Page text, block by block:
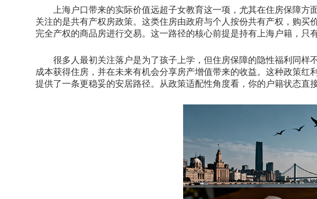
上海户口带来的实际价值远超子女教育这一项，尤其在住房保障方
关注的是共有产权房政策。这类住房由政府与个人按份共有产权，购
完全产权的商品房进行交易。这一路径的核心前提是持有上海户籍，只
很多人最初关注落户是为了孩子上学，但住房保障的隐性福利同样
成本获得住房，并在未来有机会分享房产增值带来的收益。这种政策
提供了一条更稳妥的安居路径。从政策适配性角度看，你的户籍状态直